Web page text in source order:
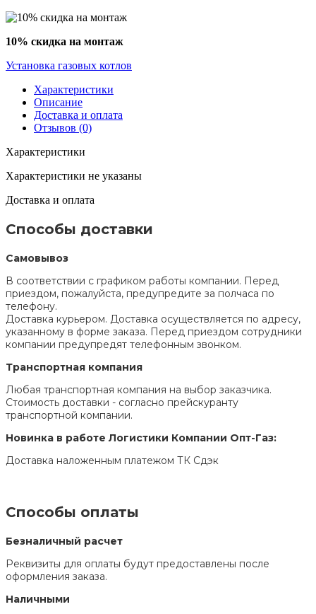
10% скидка на монтаж
Установка газовых котлов
Характеристики
Описание
Доставка и оплата
Отзывов (0)
Характеристики
Характеристики не указаны
Доставка и оплата
Способы доставки
Самовывоз
В соответствии с графиком работы компании. Перед
приездом, пожалуйста, предупредите за полчаса по
телефону.
Доставка курьером. Доставка осуществляется по адресу,
указанному в форме заказа. Перед приездом сотрудники
компании предупредят телефонным звонком.
Транспортная компания
Любая транспортная компания на выбор заказчика.
Стоимость доставки - согласно прейскуранту
транспортной компании.
Новинка в работе Логистики Компании Опт-Газ:
Доставка наложенным платежом ТК Сдэк
Способы оплаты
Безналичный расчет
Реквизиты для оплаты будут предоставлены после
оформления заказа.
Наличными